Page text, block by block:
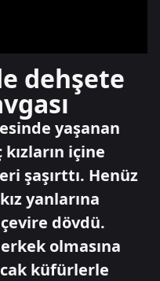
dehşete
yaşanan
içine
şaşırttı. Henüz
yanlarına
çevire dövdü.
olmasına
küfürlerle